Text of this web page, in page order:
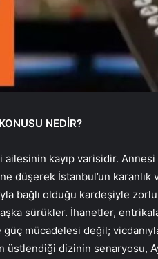
NEDİR?
kayıp varisidir. Annesi
düşerek İstanbul’un karanlık
bağlı olduğu kardeşiyle
sürükler. İhanetler,
güç mücadelesi değil;
üstlendiği dizinin senaryosu,